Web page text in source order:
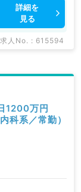
詳細を
見る
求人No. : 615594
1200万円
科系／常勤）